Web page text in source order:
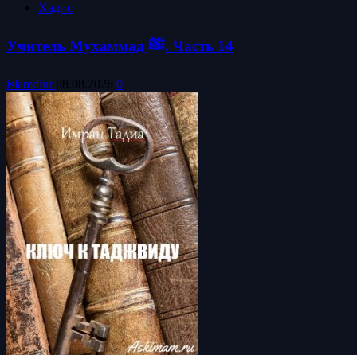
Хадис
Учитель Мухаммад ﷺ. Часть 14
islamdinr 08.08.2026 0